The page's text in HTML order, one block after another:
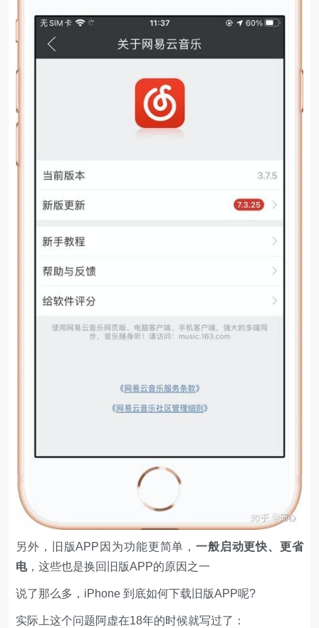
另外，旧版APP因为功能更简单，一般启动更快、更省
电，这些也是换回旧版APP的原因之一
说了那么多，iPhone 到底如何下载旧版APP呢?
实际上这个问题阿虚在18年的时候就写过了：